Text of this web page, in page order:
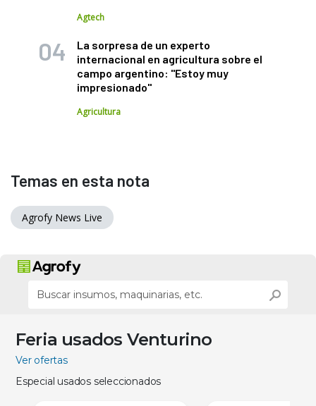
Agtech
La sorpresa de un experto
internacional en agricultura sobre el
campo argentino: "Estoy muy
impresionado"
Agricultura
Temas en esta nota
Agrofy News Live
Feria usados Venturino
Ver ofertas
Especial usados seleccionados